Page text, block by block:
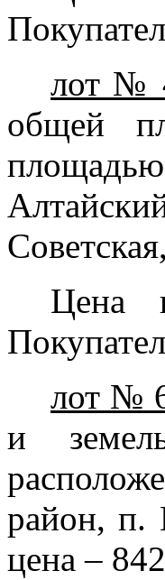
лот №
общей
Цена
лот №
и
район, п.
цена –